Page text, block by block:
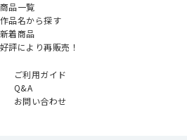
商品一覧
作品名から探す
新着商品
好評により再販売！
ご利用ガイド
Q&A
お問い合わせ